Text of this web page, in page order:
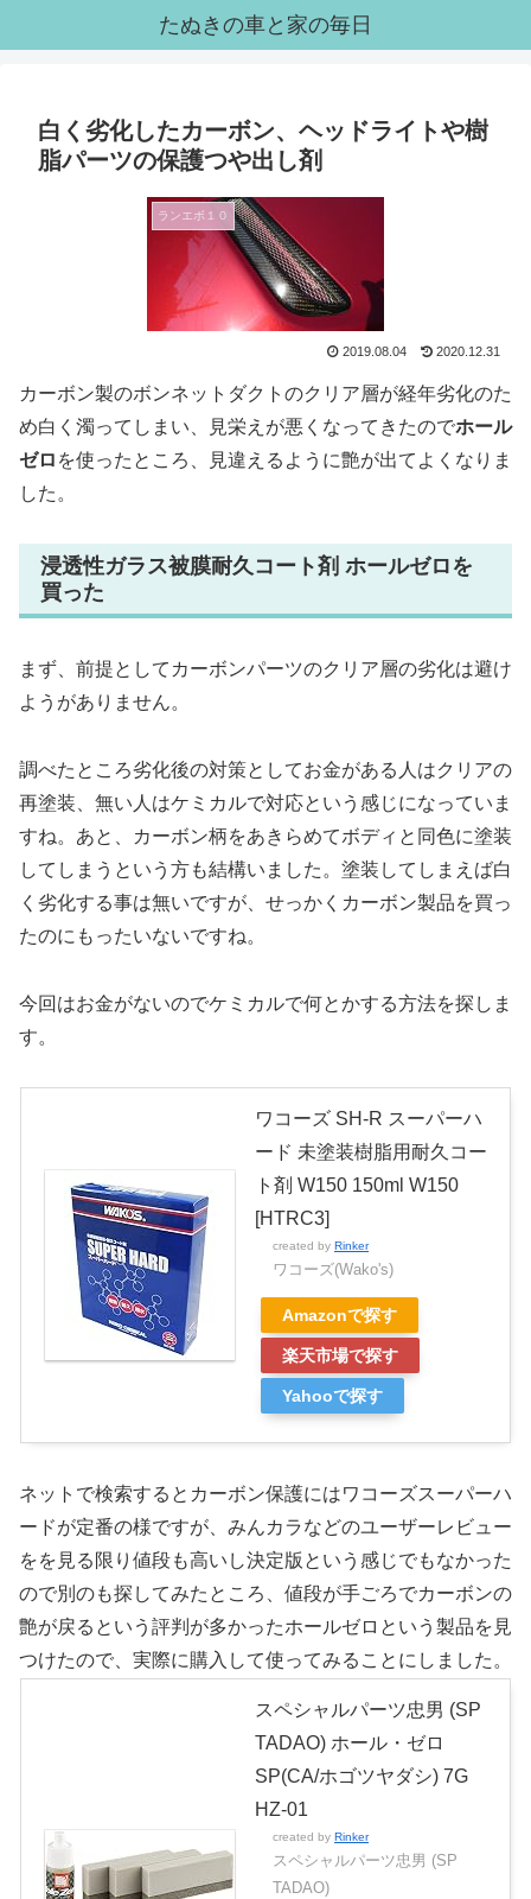
たぬきの車と家の毎日
白く劣化したカーボン、ヘッドライトや樹
脂パーツの保護つや出し剤
ランエボ１０
2019.08.04 2020.12.31
カーボン製のボンネットダクトのクリア層が経年劣化のた
め白く濁ってしまい、見栄えが悪くなってきたのでホール
ゼロ を使ったところ、見違えるように艶が出てよくなりま
した。
浸透性ガラス被膜耐久コート剤 ホールゼロを
買った
まず、前提としてカーボンパーツのクリア層の劣化は避け
ようがありません。
調べたところ劣化後の対策としてお金がある人はクリアの
再塗装、無い人はケミカルで対応という感じになっていま
すね。あと、カーボン柄をあきらめてボディと同色に塗装
してしまうという方も結構いました。塗装してしまえば白
く劣化する事は無いですが、せっかくカーボン製品を買っ
たのにもったいないですね。
今回はお金がないのでケミカルで何とかする方法を探しま
す。
ワコーズ SH-R スーパーハ
ード 未塗装樹脂用耐久コー
ト剤 W150 150ml W150
[HTRC3]
created by Rinker
ワコーズ(Wako's)
Amazonで探す
楽天市場で探す
Yahooで探す
ネットで検索するとカーボン保護にはワコーズスーパーハ
ードが定番の様ですが、みんカラなどのユーザーレビュー
をを見る限り値段も高いし決定版という感じでもなかった
ので別のも探してみたところ、値段が手ごろでカーボンの
艶が戻るという評判が多かったホールゼロという製品を見
つけたので、実際に購入して使ってみることにしました。
スペシャルパーツ忠男 (SP
TADAO) ホール・ゼロ
SP(CA/ホゴツヤダシ) 7G
HZ-01
created by Rinker
スペシャルパーツ忠男 (SP
TADAO)